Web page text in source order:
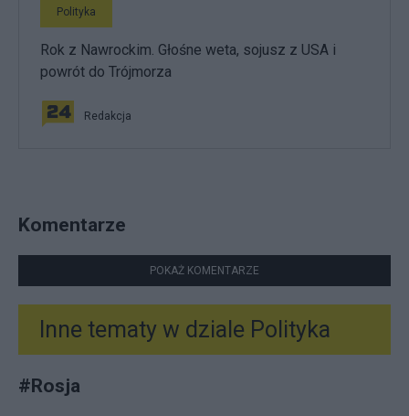
Polityka
Rok z Nawrockim. Głośne weta, sojusz z USA i
powrót do Trójmorza
Redakcja
Komentarze
POKAŻ KOMENTARZE
Inne tematy w dziale Polityka
#Rosja